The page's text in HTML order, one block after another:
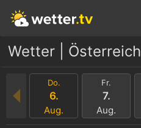
Wetter | Österreich
Do.
6.
Aug.
Fr.
7.
Aug.